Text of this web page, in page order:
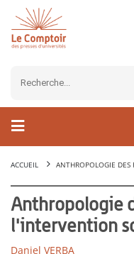
ACCUEIL ANTHROPOLOGIE DES
Anthropologie
l'intervention
Daniel VERBA